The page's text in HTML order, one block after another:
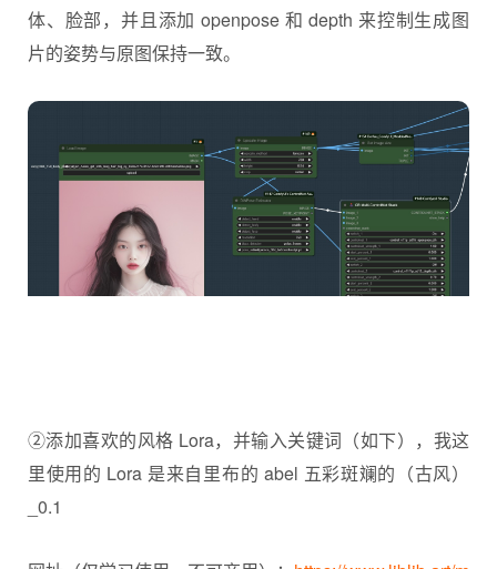
体、脸部，并且添加 openpose 和 depth 来控制生成图
片的姿势与原图保持一致。
②添加喜欢的风格 Lora，并输入关键词（如下），我这
里使用的 Lora 是来自里布的 abel 五彩斑斓的（古风）
_0.1